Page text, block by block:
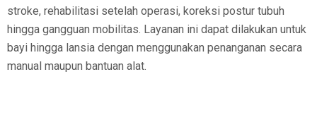
stroke, rehabilitasi setelah operasi, koreksi postur tubuh
hingga gangguan mobilitas. Layanan ini dapat dilakukan untuk
bayi hingga lansia dengan menggunakan penanganan secara
manual maupun bantuan alat.